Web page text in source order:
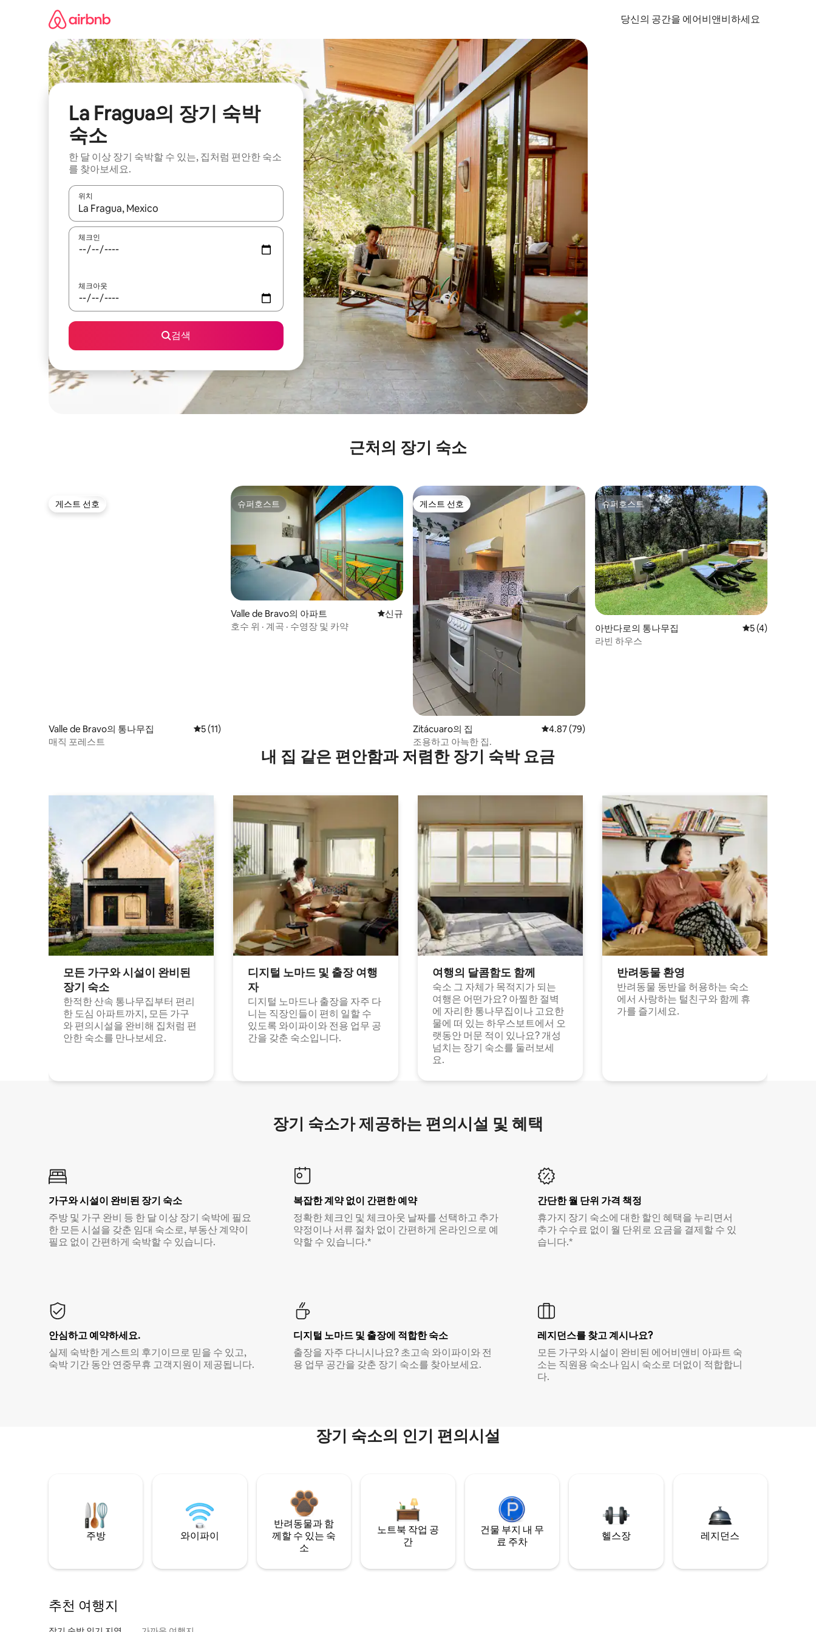
당신의 공간을 에어비앤비하세요
La Fragua의 장기 숙박
숙소
한 달 이상 장기 숙박할 수 있는, 집처럼 편안한 숙소
를 찾아보세요.
위치
결과가 나오면 위·아래 화살표 키를 사용하거나 터치 또는 스와이프 동작으로 탐색하세요.
체크인
체크아웃
검색
근처의 장기 숙소
게스트 선호
게스트 선호
Valle de Bravo의 통나무집 평점 5점(5점 만점), 후기 11개
5 (11)
매직 포레스트
슈퍼호스트
슈퍼호스트
Valle de Bravo의 아파트 신규 숙소
신규
호수 위 · 계곡 · 수영장 및 카약
게스트 선호
게스트 선호
Zitácuaro의 집 평점 4.87점(5점 만점), 후기 79개
4.87 (79)
조용하고 아늑한 집.
슈퍼호스트
슈퍼호스트
아반다로의 통나무집 평점 5점(5점 만
5 (4)
라빈 하우스
내 집 같은 편안함과 저렴한 장기 숙박 요금
모든 가구와 시설이 완비된
장기 숙소
한적한 산속 통나무집부터 편리
한 도심 아파트까지, 모든 가구
와 편의시설을 완비해 집처럼 편
안한 숙소를 만나보세요.
디지털 노마드 및 출장 여행
자
디지털 노마드나 출장을 자주 다
니는 직장인들이 편히 일할 수
있도록 와이파이와 전용 업무 공
간을 갖춘 숙소입니다.
여행의 달콤함도 함께
숙소 그 자체가 목적지가 되는
여행은 어떤가요? 아찔한 절벽
에 자리한 통나무집이나 고요한
물에 떠 있는 하우스보트에서 오
랫동안 머문 적이 있나요? 개성
넘치는 장기 숙소를 둘러보세
요.
반려동물 환영
반려동물 동반을 허용하는 숙소
에서 사랑하는 털친구와 함께 휴
가를 즐기세요.
장기 숙소가 제공하는 편의시설 및 혜택
가구와 시설이 완비된 장기 숙소
주방 및 가구 완비 등 한 달 이상 장기 숙박에 필요
한 모든 시설을 갖춘 임대 숙소로, 부동산 계약이
필요 없이 간편하게 숙박할 수 있습니다.
복잡한 계약 없이 간편한 예약
정확한 체크인 및 체크아웃 날짜를 선택하고 추가
약정이나 서류 절차 없이 간편하게 온라인으로 예
약할 수 있습니다.*
간단한 월 단위 가격 책정
휴가지 장기 숙소에 대한 할인 혜택을 누리면서
추가 수수료 없이 월 단위로 요금을 결제할 수 있
습니다.*
안심하고 예약하세요.
실제 숙박한 게스트의 후기이므로 믿을 수 있고,
숙박 기간 동안 연중무휴 고객지원이 제공됩니다.
디지털 노마드 및 출장에 적합한 숙소
출장을 자주 다니시나요? 초고속 와이파이와 전
용 업무 공간을 갖춘 장기 숙소를 찾아보세요.
레지던스를 찾고 계시나요?
모든 가구와 시설이 완비된 에어비앤비 아파트 숙
소는 직원용 숙소나 임시 숙소로 더없이 적합합니
다.
장기 숙소의 인기 편의시설
주방 와이파이
반려동물과 함
께할 수 있는 숙
소
노트북 작업 공
간
건물 부지 내 무
료 주차
헬스장 레지던스
추천 여행지